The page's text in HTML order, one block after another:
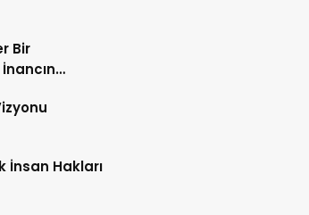
Bir
İnsan Hakları